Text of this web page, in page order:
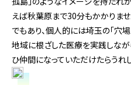
えば秋葉原まで30分もかかりま
でもあり、個人的には埼玉の「穴場
地域に根ざした医療を実践しな
ひ仲間になっていただけたらうれ